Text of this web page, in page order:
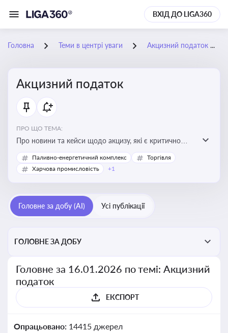
ВХІД ДО LIGA360
Головна Теми в центрі уваги Акцизний податок
Акцизний податок
ПРО ЩО ТЕМА:
Про новини та кейси щодо акцизу, які є критично
важливим для підприємств, які імпортують,
виробляють або реалізують підакцизну продукцію, з
Паливно-енергетичний комплекс
Торгівля
Харчова промисловість
+1
Головне за добу (AI) Усі публікації
ГОЛОВНЕ ЗА ДОБУ
Головне за 16.01.2026 по темі: Акцизний
податок
ЕКСПОРТ
Опрацьовано: 14415 джерел